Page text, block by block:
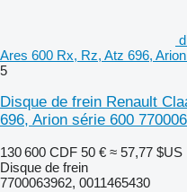
Ares 600 Rx, Rz, Atz 696,
5
Disque de frein Renault
696, Arion série 600
130 600 CDF 50 € ≈ 57,77 $US
Disque de frein
7700063962, 0011465430